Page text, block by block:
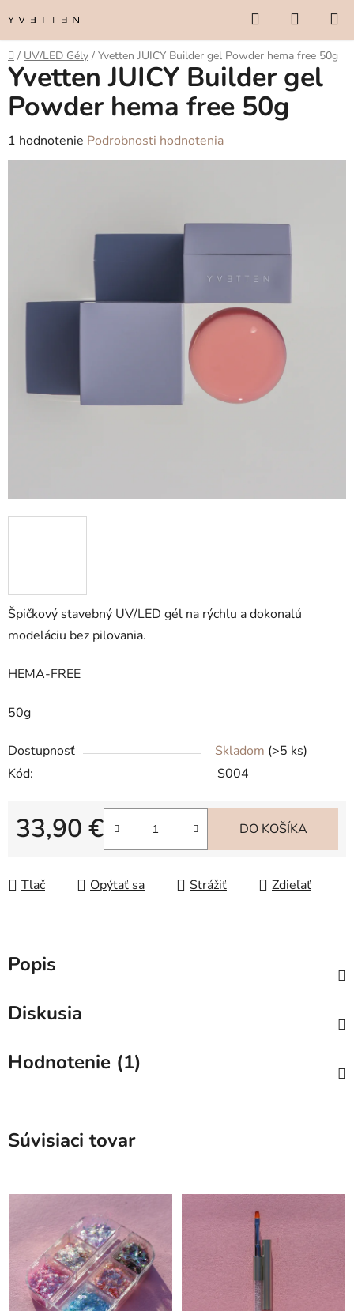
na
obsah
Hľadať
KOŠÍK
Domov
/ UV/LED Gély / Yvetten JUICY Builder gel Powder hema free 50g
Špičkový stavebný UV/LED gél na rýchlu a dokonalú
modeláciu bez pilovania.
HEMA-FREE
50g
Dostupnosť Skladom (>5 ks)
Kód:
S004
33,90 €
Jednotková cena:
DO KOŠÍKA
Tlač Opýtať sa Strážiť Zdieľať
Yvetten JUICY Builder gel
Powder hema free 50g
Priemerné
hodnotenie
1 hodnotenie Podrobnosti hodnotenia
Popis
Diskusia
Hodnotenie (1)
Súvisiaci tovar